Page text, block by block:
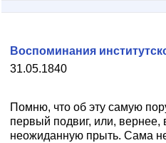
31.05.1840
Воспоминания
Помню, что об эту самую
первый подвиг, или, вернее,
неожиданную прыть. Сама